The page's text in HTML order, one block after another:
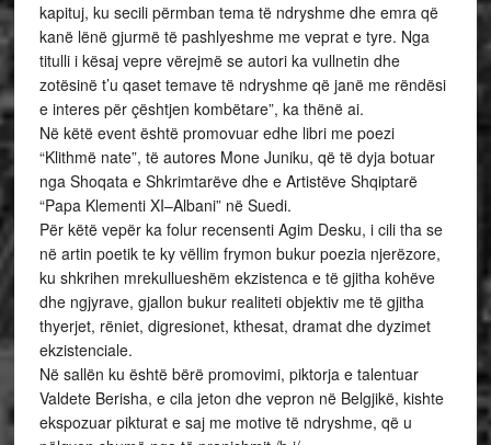
kapituj, ku secili përmban tema të ndryshme dhe emra që
kanë lënë gjurmë të pashlyeshme me veprat e tyre. Nga
titulli i kësaj vepre vërejmë se autori ka vullnetin dhe
zotësinë t’u qaset temave të ndryshme që janë me rëndësi
e interes për çështjen kombëtare”, ka thënë ai.
Në këtë event është promovuar edhe libri me poezi
“Klithmë nate”, të autores Mone Juniku, që të dyja botuar
nga Shoqata e Shkrimtarëve dhe e Artistëve Shqiptarë
“Papa Klementi XI–Albani” në Suedi.
Për këtë vepër ka folur recensenti Agim Desku, i cili tha se
në artin poetik te ky vëllim frymon bukur poezia njerëzore,
ku shkrihen mrekullueshëm ekzistenca e të gjitha kohëve
dhe ngjyrave, gjallon bukur realiteti objektiv me të gjitha
thyerjet, rëniet, digresionet, kthesat, dramat dhe dyzimet
ekzistenciale.
Në sallën ku është bërë promovimi, piktorja e talentuar
Valdete Berisha, e cila jeton dhe vepron në Belgjikë, kishte
ekspozuar pikturat e saj me motive të ndryshme, që u